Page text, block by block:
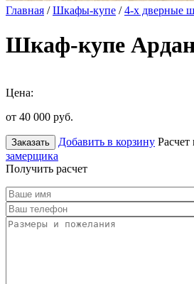
Главная /Шкафы-купе /4-х дверные
Шкаф-купе
Цена:
от 40 000 руб.
Заказать Добавить в корзину
замерщика
Получить расчет